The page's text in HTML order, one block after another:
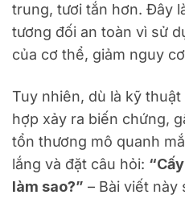
trung, tươi tắn hơn. Đây
tương đối an toàn vì sử
của cơ thể, giảm nguy
Tuy nhiên, dù là kỹ
hợp xảy ra biến chứng,
tổn thương mô quanh
lắng và đặt câu hỏi:
làm sao?” – Bài viết này